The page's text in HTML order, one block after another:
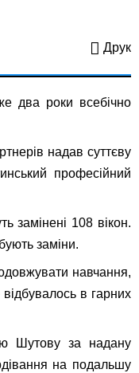
Друк
два роки всебічно
надав суттєву
професійний
замінені 108 вікон.
заміни.
навчання,
в гарних
Шутову за надану
на подальшу